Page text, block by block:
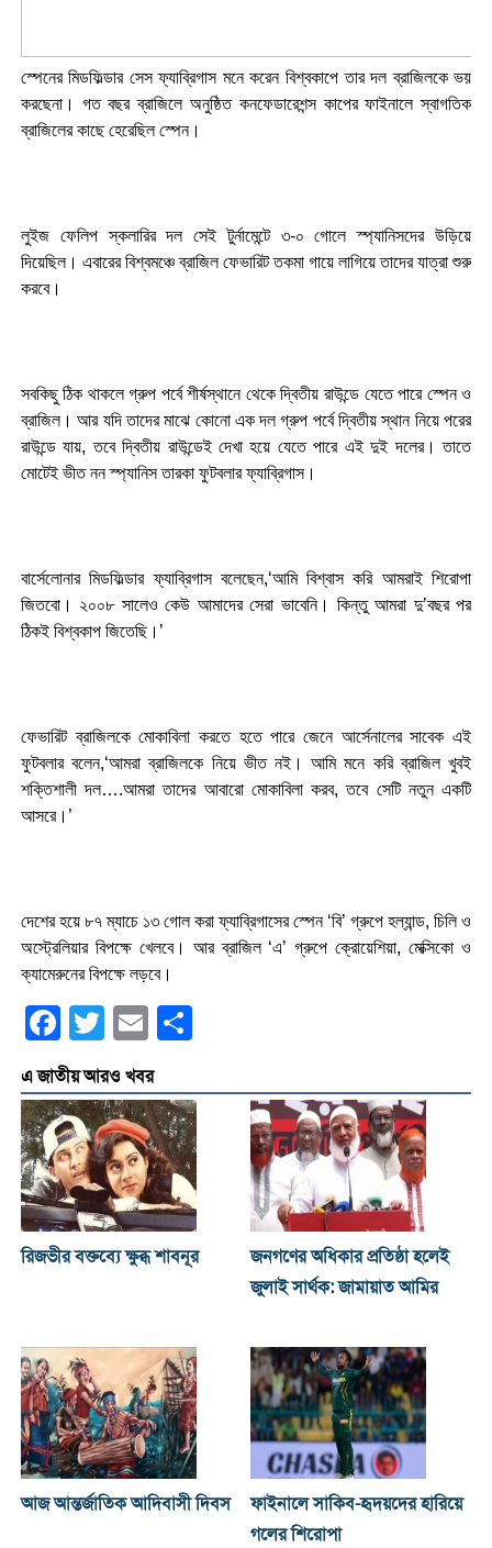
স্পেনের মিডফিল্ডার সেস ফ্যাব্রিগাস মনে করেন বিশ্বকাপে তার দল ব্রাজিলকে ভয়
করছেনা। গত বছর ব্রাজিলে অনুষ্ঠিত কনফেডারেশন্স কাপের ফাইনালে স্বাগতিক
ব্রাজিলের কাছে হেরেছিল স্পেন।
লুইজ ফেলিপ স্কলারির দল সেই টুর্নামেন্টে ৩-০ গোলে স্প্যানিসদের উড়িয়ে
দিয়েছিল। এবারের বিশ্বমঞ্চে ব্রাজিল ফেভারিট তকমা গায়ে লাগিয়ে তাদের যাত্রা শুরু
করবে।
সবকিছু ঠিক থাকলে গ্রুপ পর্বে শীর্ষস্থানে থেকে দ্বিতীয় রাউন্ডে যেতে পারে স্পেন ও
ব্রাজিল। আর যদি তাদের মাঝে কোনো এক দল গ্রুপ পর্বে দ্বিতীয় স্থান নিয়ে পরের
রাউন্ডে যায়, তবে দ্বিতীয় রাউন্ডেই দেখা হয়ে যেতে পারে এই দুই দলের। তাতে
মোটেই ভীত নন স্প্যানিস তারকা ফুটবলার ফ্যাব্রিগাস।
বার্সেলোনার মিডফিল্ডার ফ্যাব্রিগাস বলেছেন,‘আমি বিশ্বাস করি আমরাই শিরোপা
জিতবো। ২০০৮ সালেও কেউ আমাদের সেরা ভাবেনি। কিন্তু আমরা দু’বছর পর
ঠিকই বিশ্বকাপ জিতেছি।’
ফেভারিট ব্রাজিলকে মোকাবিলা করতে হতে পারে জেনে আর্সেনালের সাবেক এই
ফুটবলার বলেন,‘আমরা ব্রাজিলকে নিয়ে ভীত নই। আমি মনে করি ব্রাজিল খুবই
শক্তিশালী দল….আমরা তাদের আবারো মোকাবিলা করব, তবে সেটি নতুন একটি
আসরে।’
দেশের হয়ে ৮৭ ম্যাচে ১৩ গোল করা ফ্যাব্রিগাসের স্পেন ‘বি’ গ্রুপে হল্যান্ড, চিলি ও
অস্ট্রেলিয়ার বিপক্ষে খেলবে। আর ব্রাজিল ‘এ’ গ্রুপে ক্রোয়েশিয়া, মেক্সিকো ও
ক্যামেরুনের বিপক্ষে লড়বে।
Facebook
Twitter Email
এ জাতীয় আরও খবর
রিজভীর বক্তব্যে ক্ষুব্ধ শাবনূর
জনগণের অধিকার প্রতিষ্ঠা হলেই
জুলাই সার্থক: জামায়াত আমির
আজ আন্তর্জাতিক আদিবাসী দিবস
ফাইনালে সাকিব-হৃদয়দের হারিয়ে
গলের শিরোপা